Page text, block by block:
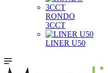
RONDO
3CCT
LINER U50